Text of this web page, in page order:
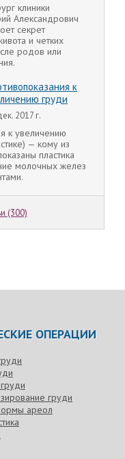
клиники
Александрович
секрет
и четких
родов или
к
груди
2017 г.
к увеличению
— кому из
пластика
молочных желез
(300)
ОПЕРАЦИИ
груди
ареол